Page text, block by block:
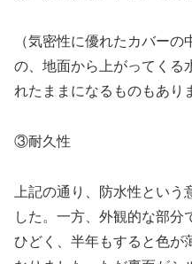
（気密性に優れたカバー
の、地面から上がってくる
れたままになるものもあり
③耐久性
上記の通り、防水性とい
した。一方、外観的な部分
ひどく、半年もすると色が